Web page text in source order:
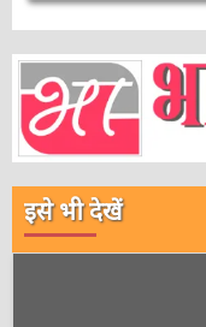
इसे भी देखें